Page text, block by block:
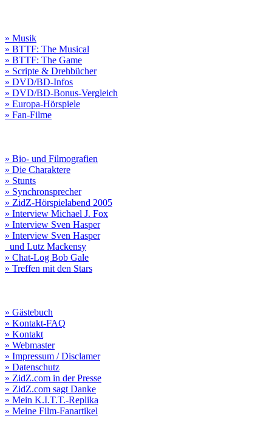
» Musik
» BTTF: The Musical
» BTTF: The Game
» Scripte & Drehbücher
» DVD/BD-Infos
» DVD/BD-Bonus-Vergleich
» Europa-Hörspiele
» Fan-Filme
» Bio- und Filmografien
» Die Charaktere
» Stunts
» Synchronsprecher
» ZidZ-Hörspielabend 2005
» Interview Michael J. Fox
» Interview Sven Hasper
» Interview Sven Hasper
und Lutz Mackensy
» Chat-Log Bob Gale
» Treffen mit den Stars
» Gästebuch
» Kontakt-FAQ
» Kontakt
» Webmaster
» Impressum / Disclamer
» Datenschutz
» ZidZ.com in der Presse
» ZidZ.com sagt Danke
» Mein K.I.T.T.-Replika
» Meine Film-Fanartikel